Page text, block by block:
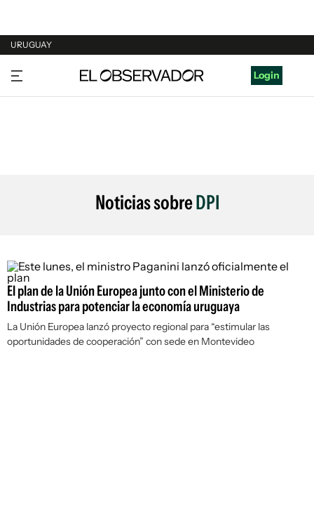
URUGUAY
URUGUAY
ARGENTINA
Login
Noticias sobreDPI
El plan de la Unión Europea junto con el Ministerio de
Industrias para potenciar la economía uruguaya
La Unión Europea lanzó proyecto regional para “estimular las
oportunidades de cooperación” con sede en Montevideo